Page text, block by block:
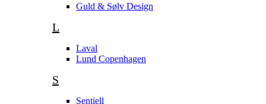
Guld & Sølv Design
L
Laval
Lund Copenhagen
S
Sentiell